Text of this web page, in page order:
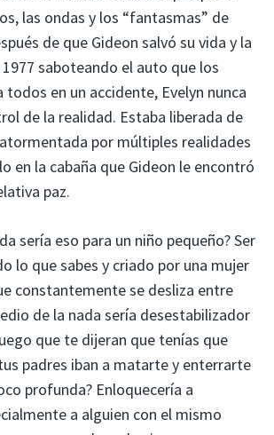
las ondas y los “fantasmas” de
de que Gideon salvó su vida y la
saboteando el auto que los
en un accidente, Evelyn nunca
de la realidad. Estaba liberada de
por múltiples realidades
en la cabaña que Gideon le encontró
paz.
sería eso para un niño pequeño? Ser
lo que sabes y criado por una mujer
constantemente se desliza entre
de la nada sería desestabilizador
que te dijeran que tenías que
padres iban a matarte y enterrarte
profunda? Enloquecería a
a alguien con el mismo